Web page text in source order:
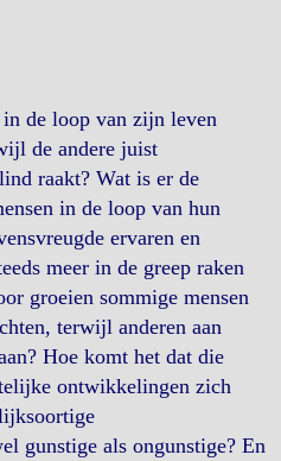
de loop van zijn leven
de andere juist
raakt? Wat is er de
in de loop van hun
ervaren en
meer in de greep raken
groeien sommige mensen
terwijl anderen aan
Hoe komt het dat die
ontwikkelingen zich
gunstige als ongunstige? En